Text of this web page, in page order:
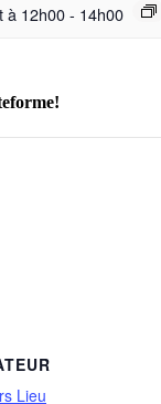
à 12h00- 14h00
Lieu